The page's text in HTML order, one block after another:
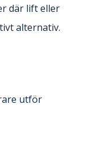
där lift eller
alternativ.
utför